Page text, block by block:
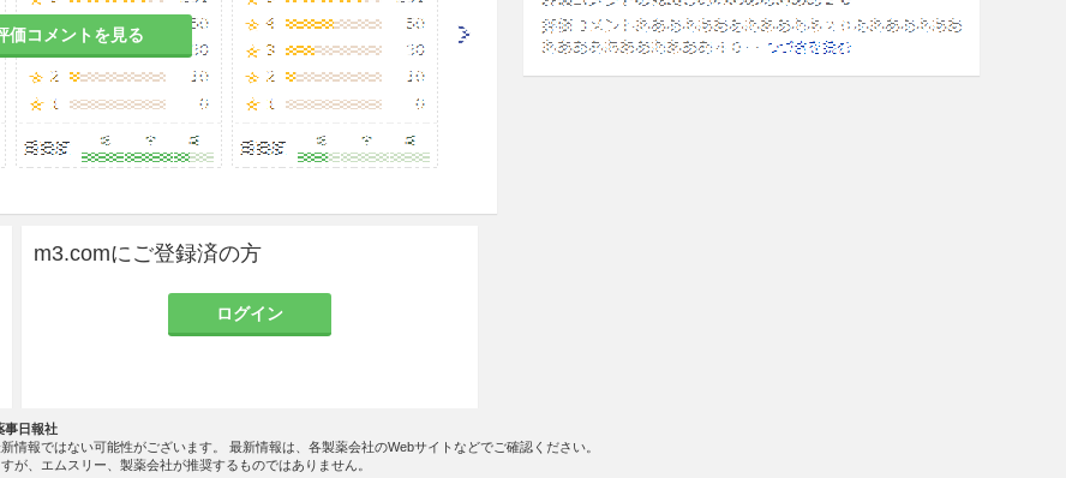
価コメントを見る
m3.comにご登録済の方
ログイン
事日報社
情報ではない可能性がございます。 最新情報は、各製薬会社のWebサイトなどでご確認ください。
が、エムスリー、製薬会社が推奨するものではありません。